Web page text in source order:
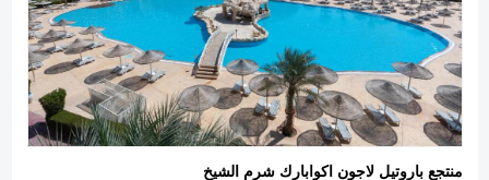
منتجع باروتيل لاجون اكوابارك شرم الشيخ